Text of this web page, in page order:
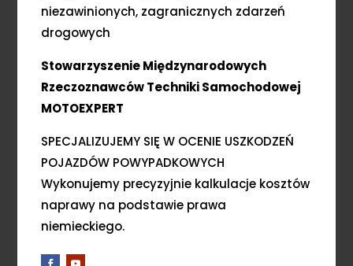
niezawinionych, zagranicznych zdarzeń
drogowych
Stowarzyszenie Międzynarodowych
Rzeczoznawców Techniki Samochodowej
MOTOEXPERT
SPECJALIZUJEMY SIĘ W OCENIE USZKODZEŃ
POJAZDÓW POWYPADKOWYCH
Wykonujemy precyzyjnie kalkulacje kosztów
naprawy na podstawie prawa
niemieckiego.